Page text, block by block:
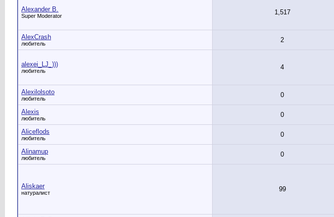
Alexander B.
Super Moderator 1,517
AlexCrash
любитель 2
alexei_LJ_)))
любитель 4
Alexilolsoto
любитель 0
Alexis
любитель 0
Aliceflods
любитель 0
Alinamup
любитель 0
Aliskaer
натуралист 99